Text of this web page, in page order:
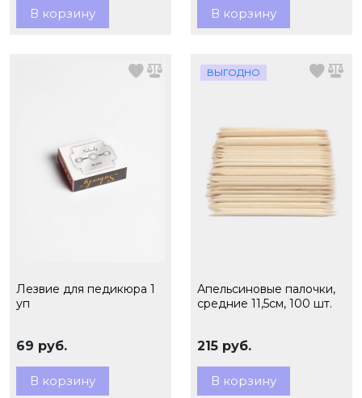
В корзину В корзину
Лезвие для педикюра 1
уп
69 руб.
В корзину
ВЫГОДНО
Апельсиновые палочки,
средние 11,5см, 100 шт.
215 руб.
В корзину